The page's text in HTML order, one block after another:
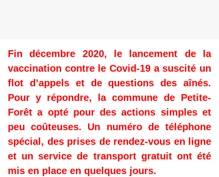
Fin décembre 2020, le lancement de la
vaccination contre le Covid-19 a suscité un
flot d’appels et de questions des aînés.
Pour y répondre, la commune de Petite-
Forêt a opté pour des actions simples et
peu coûteuses. Un numéro de téléphone
spécial, des prises de rendez-vous en ligne
et un service de transport gratuit ont été
mis en place en quelques jours.